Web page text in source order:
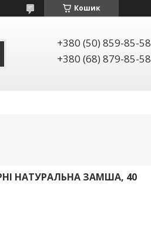
Кошик
+380 (50) 859-85-58
+380 (68) 879-85-58
НАТУРАЛЬНА ЗАМША, 40